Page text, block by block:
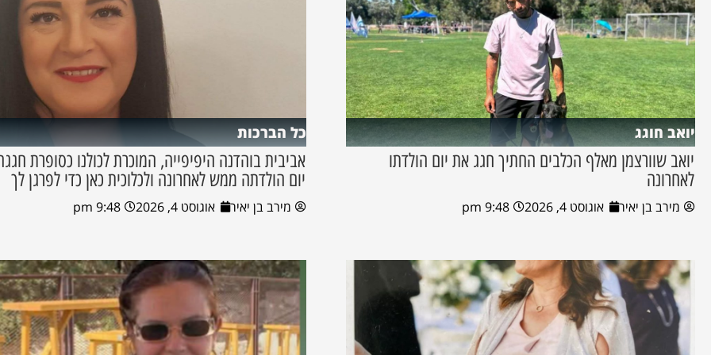
יואב חוגג
יואב שוורצמן מאלף הכלבים החתיך חגג את יום הולדתו
לאחרונה
מירב בן יאיר אוגוסט 4, 2026 9:48 pm
כל הברכות
אביבית בוהדנה היפיפייה, המוכרת לכולנו כסופרת
יום הולדתה ממש לאחרונה ולכלוכית כאן כדי לפרגן לך
מירב בן יאיר אוגוסט 4, 2026 9:48 pm